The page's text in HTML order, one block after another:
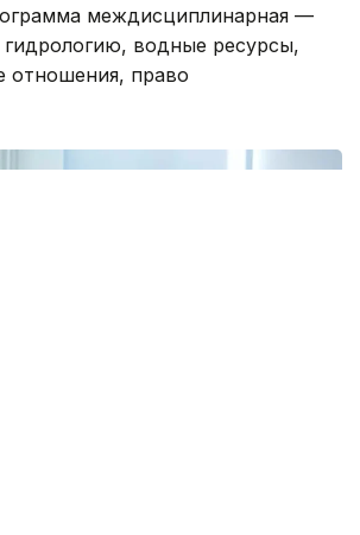
междисциплинарная —
гидрологию, водные ресурсы,
отношения, право